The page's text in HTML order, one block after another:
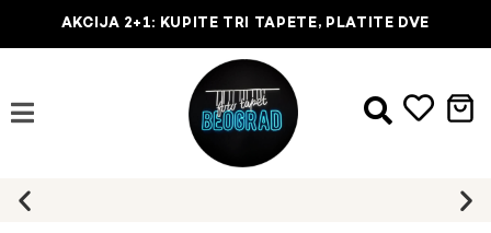
AKCIJA 2+1: KUPITE TRI TAPETE, PLATITE DVE